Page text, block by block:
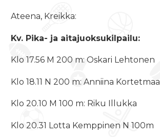
Ateena, Kreikka:
Kv. Pika- ja aitajuoksukilpailu:
Klo 17.56 M 200 m: Oskari Lehtonen
Klo 18.11 N 200 m: Anniina Kortetmaa
Klo 20.10 M 100 m: Riku Illukka
Klo 20.31 Lotta Kemppinen N 100m